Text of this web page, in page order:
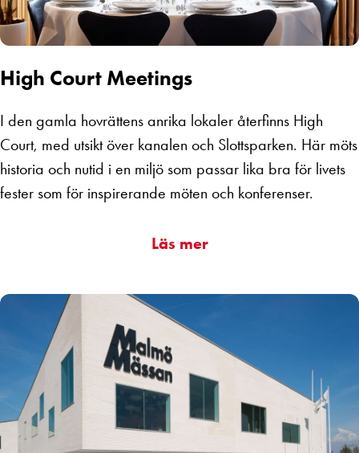
High Court Meetings
I den gamla hovrättens anrika lokaler återfinns High
Court, med utsikt över kanalen och Slottsparken. Här möts
historia och nutid i en miljö som passar lika bra för livets
fester som för inspirerande möten och konferenser.
Läs mer